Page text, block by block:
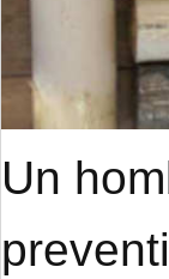
Un